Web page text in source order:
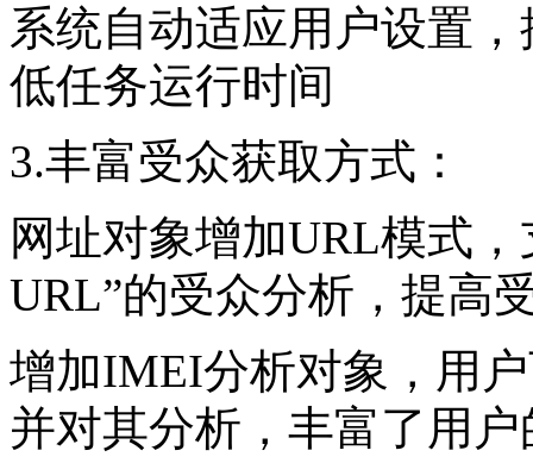
系统自动适应用户设置
低任务运行时间
3.丰富受众获取方式：
网址对象增加URL模式
URL”的受众分析，提高
增加IMEI分析对象，用
并对其分析，丰富了用